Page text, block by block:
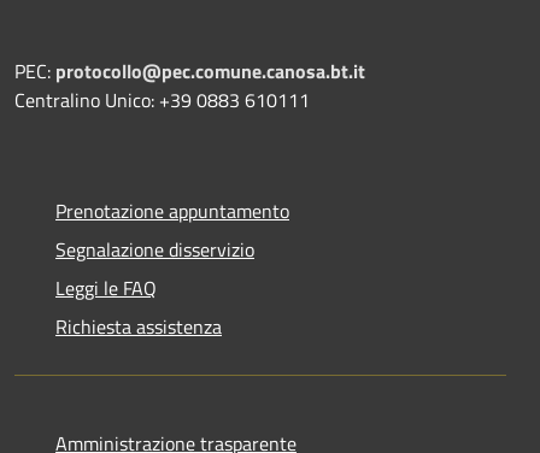
PEC: protocollo@pec.comune.canosa.bt.it
Centralino Unico: +39 0883 610111
Prenotazione appuntamento
Segnalazione disservizio
Leggi le FAQ
Richiesta assistenza
Amministrazione trasparente